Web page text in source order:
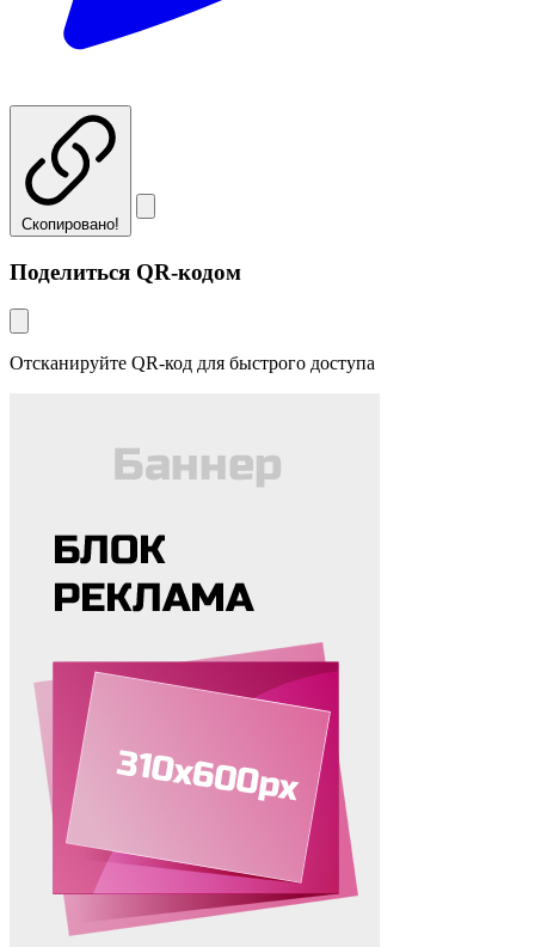
Скопировано!
Поделиться QR-кодом
Отсканируйте QR-код для быстрого доступа